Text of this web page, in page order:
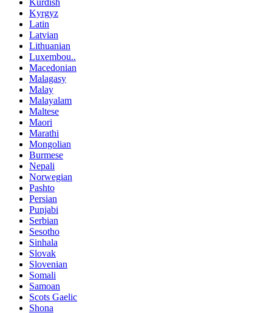
Kyrgyz
Latin
Latvian
Lithuanian
Luxembou..
Macedonian
Malagasy
Malay
Malayalam
Maltese
Maori
Marathi
Mongolian
Burmese
Nepali
Norwegian
Pashto
Persian
Punjabi
Serbian
Sesotho
Sinhala
Slovak
Slovenian
Somali
Samoan
Scots Gaelic
Shona